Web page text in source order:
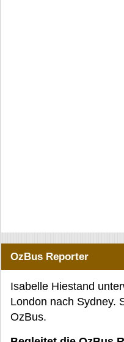
OzBus Reporter
Isabelle Hiestand
London nach Sydney.
OzBus.